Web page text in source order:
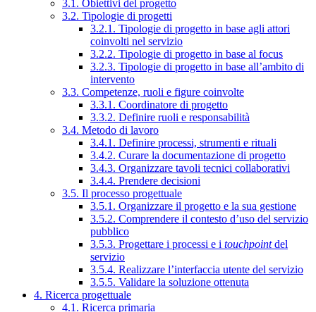
3.1. Obiettivi del progetto
3.2. Tipologie di progetti
3.2.1. Tipologie di progetto in base agli attori
coinvolti nel servizio
3.2.2. Tipologie di progetto in base al focus
3.2.3. Tipologie di progetto in base all’ambito di
intervento
3.3. Competenze, ruoli e figure coinvolte
3.3.1. Coordinatore di progetto
3.3.2. Definire ruoli e responsabilità
3.4. Metodo di lavoro
3.4.1. Definire processi, strumenti e rituali
3.4.2. Curare la documentazione di progetto
3.4.3. Organizzare tavoli tecnici collaborativi
3.4.4. Prendere decisioni
3.5. Il processo progettuale
3.5.1. Organizzare il progetto e la sua gestione
3.5.2. Comprendere il contesto d’uso del servizio
pubblico
3.5.3. Progettare i processi e i touchpointdel
servizio
3.5.4. Realizzare l’interfaccia utente del servizio
3.5.5. Validare la soluzione ottenuta
4. Ricerca progettuale
4.1. Ricerca primaria